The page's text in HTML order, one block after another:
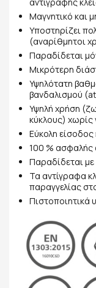
Μαγνητικό και
Υποστηρίζει
(αναρίθμητοι
Παραδίδεται
Μικρότερη
Υψηλότατη
βανδαλισμού
Υψηλή χρήση
κύκλους) χωρίς
Εύκολη είσοδος
100 % ασφαλής
Παραδίδεται με
Τα αντίγραφα
παραγγελίας
Πιστοποιητικά